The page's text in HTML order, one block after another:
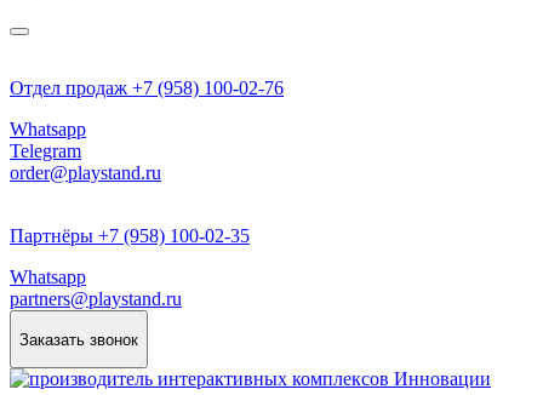
Отдел продаж +7 (958) 100-02-76
Whatsapp
Telegram
order@playstand.ru
Партнёры +7 (958) 100-02-35
Whatsapp
partners@playstand.ru
Заказать звонок